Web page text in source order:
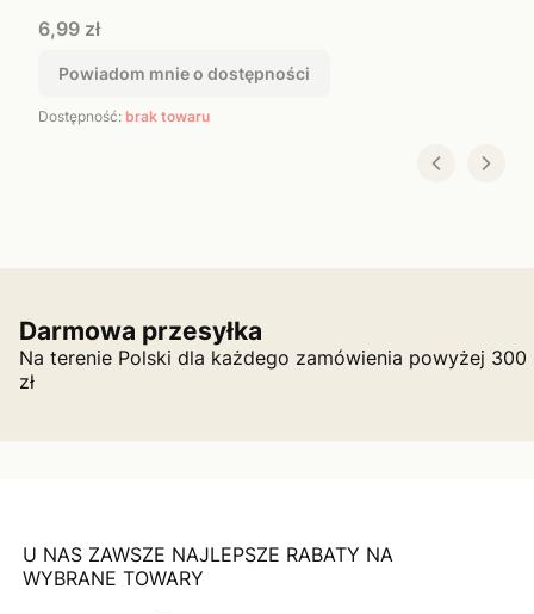
Cena
6,99 zł
Powiadom mnie o dostępności
Dostępność: brak towaru
Darmowa przesyłka
Na terenie Polski dla każdego zamówienia powyżej 300
zł
U NAS ZAWSZE NAJLEPSZE RABATY NA
WYBRANE TOWARY